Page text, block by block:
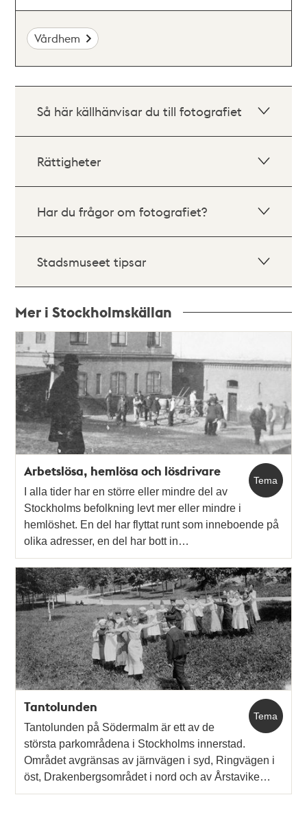
Vårdhem
Så här källhänvisar du till fotografiet
Rättigheter
Har du frågor om fotografiet?
Stadsmuseet tipsar
Mer i Stockholmskällan
Relaterade
poster
och
teman
Tema
Arbetslösa, hemlösa och lösdrivare
I alla tider har en större eller mindre del av
Stockholms befolkning levt mer eller mindre i
hemlöshet. En del har flyttat runt som inneboende på
olika adresser, en del har bott in…
Tema
Tantolunden
Tantolunden på Södermalm är ett av de
största parkområdena i Stockholms innerstad.
Området avgränsas av järnvägen i syd, Ringvägen i
öst, Drakenbergsområdet i nord och av Årstavike…